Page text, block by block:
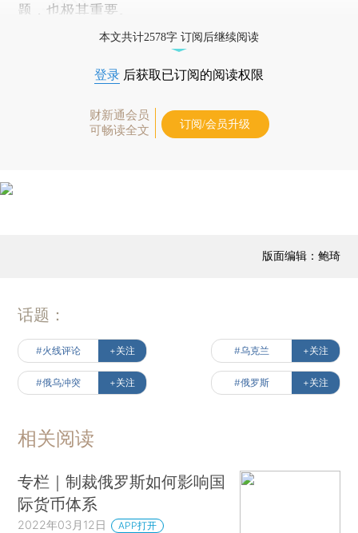
题，也极其重要。
本文共计2578字 订阅后继续阅读
登录 后获取已订阅的阅读权限
财新通会员
可畅读全文
订阅/会员升级
版面编辑：鲍琦
话题：
#火线评论 +关注 #乌克兰 +关注
#俄乌冲突 +关注 #俄罗斯 +关注
相关阅读
专栏｜制裁俄罗斯如何影响国
际货币体系
2022年03月12日 APP打开